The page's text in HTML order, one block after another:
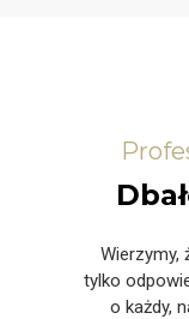
Wierzymy,
tylko
o każdy,